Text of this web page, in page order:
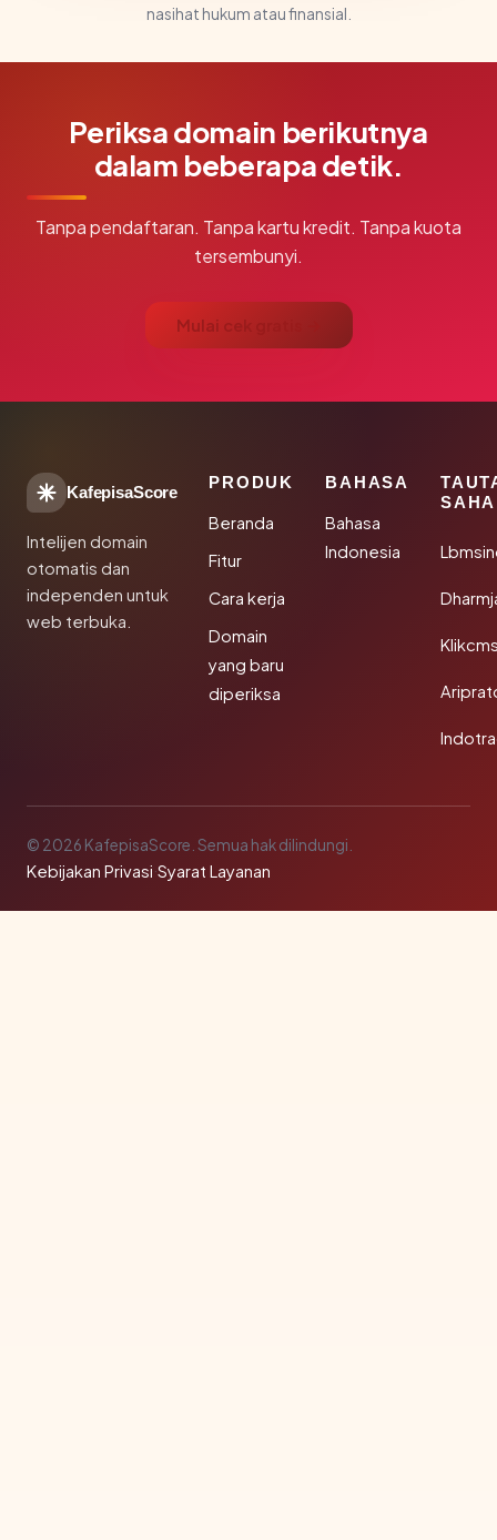
nasihat hukum atau finansial.
Periksa domain berikutnya
dalam beberapa detik.
Tanpa pendaftaran. Tanpa kartu kredit. Tanpa kuota
tersembunyi.
Mulai cek gratis →
KafepisaScore
Intelijen domain
otomatis dan
independen untuk
web terbuka.
PRODUK
Beranda
Fitur
Cara kerja
Domain
yang baru
diperiksa
BAHASA
Bahasa
Indonesia
© 2026 KafepisaScore. Semua hak dilindungi.
Kebijakan Privasi·Syarat Layanan